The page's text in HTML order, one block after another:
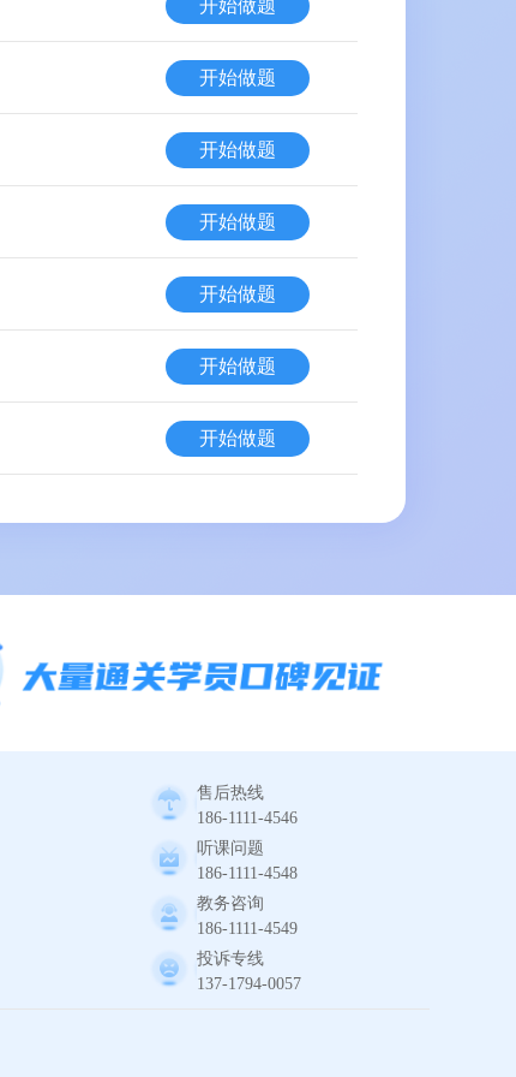
开始做题
开始做题
开始做题
开始做题
开始做题
开始做题
开始做题
售后热线
186-1111-4546
听课问题
186-1111-4548
教务咨询
186-1111-4549
投诉专线
137-1794-0057